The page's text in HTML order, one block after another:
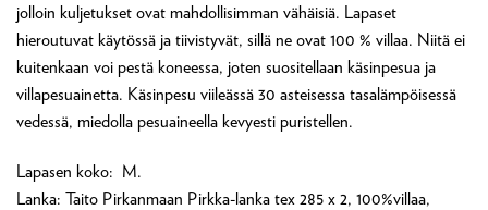
jolloin kuljetukset ovat mahdollisimman vähäisiä. Lapaset
hieroutuvat käytössä ja tiivistyvät, sillä ne ovat 100 % villaa. Niitä ei
kuitenkaan voi pestä koneessa, joten suositellaan käsinpesua ja
villapesuainetta. Käsinpesu viileässä 30 asteisessa tasalämpöisessä
vedessä, miedolla pesuaineella kevyesti puristellen.
Lapasen koko: M.
Lanka: Taito Pirkanmaan Pirkka-lanka tex 285 x 2, 100%villaa,